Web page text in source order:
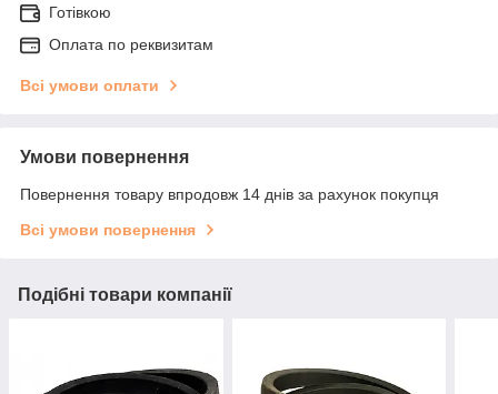
Готівкою
Оплата по реквизитам
Всі умови оплати
Умови повернення
Повернення товару впродовж 14 днів за рахунок покупця
Всі умови повернення
Подібні товари компанії